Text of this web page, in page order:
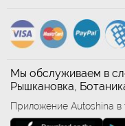
Мы обслуживаем в
Рышкановка,
Приложение Autoshina в